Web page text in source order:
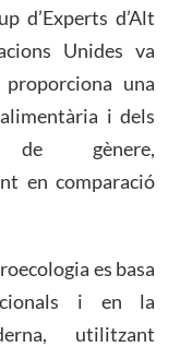
d’Experts d’Alt
Unides va
proporciona una
i dels
de gènere,
en comparació
es basa
i en la
utilitzant